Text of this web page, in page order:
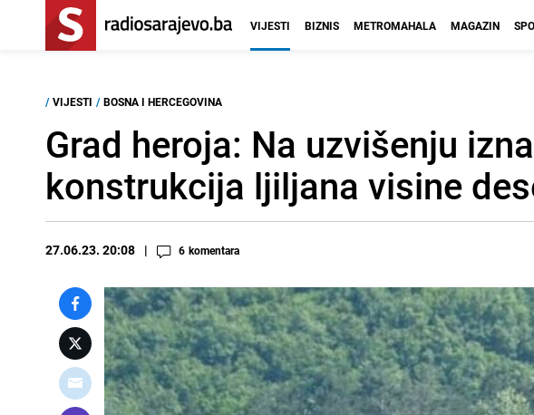
VIJESTI BIZNIS METROMAHALA MAGAZIN
/ VIJESTI / BOSNA I HERCEGOVINA
Grad heroja: Na uzvišenju
konstrukcija ljiljana visine
27.06.23. 20:08 6 komentara